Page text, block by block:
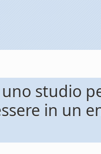
studio
in un